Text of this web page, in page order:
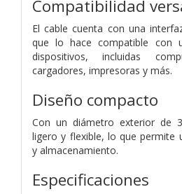
Compatibilidad
El cable cuenta con una
que lo hace compatible con
dispositivos, incluidas
cargadores, impresoras y más.
Diseño compacto
Con un diámetro exterior de
ligero y flexible, lo que permite
y almacenamiento.
Especificaciones